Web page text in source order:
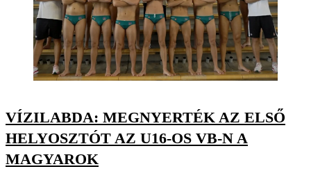
VÍZILABDA: MEGNYERTÉK AZ ELSŐ
HELYOSZTÓT AZ U16-OS VB-N A
MAGYAROK